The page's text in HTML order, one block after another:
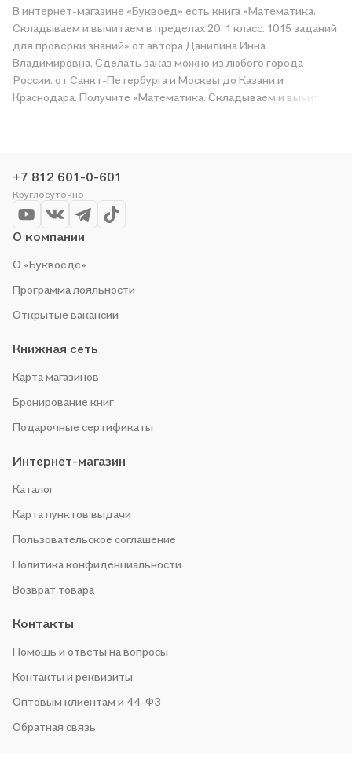
В интернет-магазине «Буквоед» есть книга «Математика.
Складываем и вычитаем в пределах 20. 1 класс. 1015 заданий
для проверки знаний» от автора Данилина Инна
Владимировна. Сделать заказ можно из любого города
России: от Санкт-Петербурга и Москвы до Казани и
Краснодара. Получите «Математика. Складываем и вычитаем
организуем конкурсы и проводим акции. Оставайтесь с нами,
чтобы не упустить выгоду!
+7 812 601-0-601
Круглосуточно
О компании
О «Буквоеде»
Программа лояльности
Открытые вакансии
Книжная сеть
Карта магазинов
Бронирование книг
Подарочные сертификаты
Интернет-магазин
Каталог
Карта пунктов выдачи
Пользовательское соглашение
Политика конфиденциальности
Возврат товара
Контакты
Помощь и ответы на вопросы
Контакты и реквизиты
Оптовым клиентам и 44-ФЗ
Обратная связь